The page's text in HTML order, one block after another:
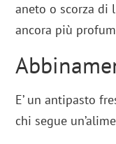
aneto o scorza di
ancora più
E’ un antipasto
chi segue